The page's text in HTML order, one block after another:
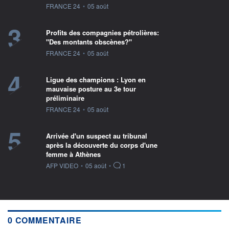
information fournie par
FRANCE 24 • 05 août
3
Profits des compagnies pétrolières:
"Des montants obscènes?"
information fournie par
FRANCE 24 • 05 août
4
Ligue des champions : Lyon en
mauvaise posture au 3e tour
préliminaire
information fournie par
FRANCE 24 • 05 août
5
Arrivée d'un suspect au tribunal
après la découverte du corps d'une
femme à Athènes
information fournie par
AFP VIDEO • 05 août • 1
0 COMMENTAIRE